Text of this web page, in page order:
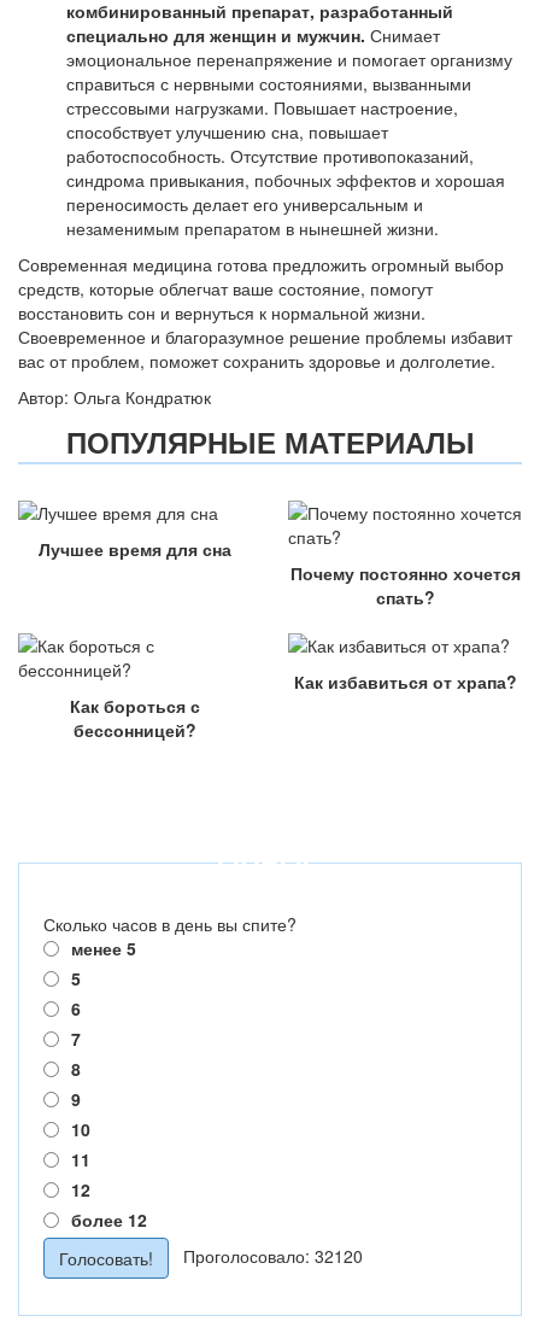
комбинированный препарат, разработанный
специально для женщин и мужчин. Снимает
эмоциональное перенапряжение и помогает организму
справиться с нервными состояниями, вызванными
стрессовыми нагрузками. Повышает настроение,
способствует улучшению сна, повышает
работоспособность. Отсутствие противопоказаний,
синдрома привыкания, побочных эффектов и хорошая
переносимость делает его универсальным и
незаменимым препаратом в нынешней жизни.
Современная медицина готова предложить огромный выбор
средств, которые облегчат ваше состояние, помогут
восстановить сон и вернуться к нормальной жизни.
Своевременное и благоразумное решение проблемы избавит
вас от проблем, поможет сохранить здоровье и долголетие.
Автор: Ольга Кондратюк
ПОПУЛЯРНЫЕ МАТЕРИАЛЫ
Лучшее время для сна
Почему постоянно хочется
спать?
Как бороться с
бессонницей?
Как избавиться от храпа?
ОПРОС
Сколько часов в день вы спите?
менее 5
5
6
7
8
9
10
11
12
более 12
Проголосовало: 32120